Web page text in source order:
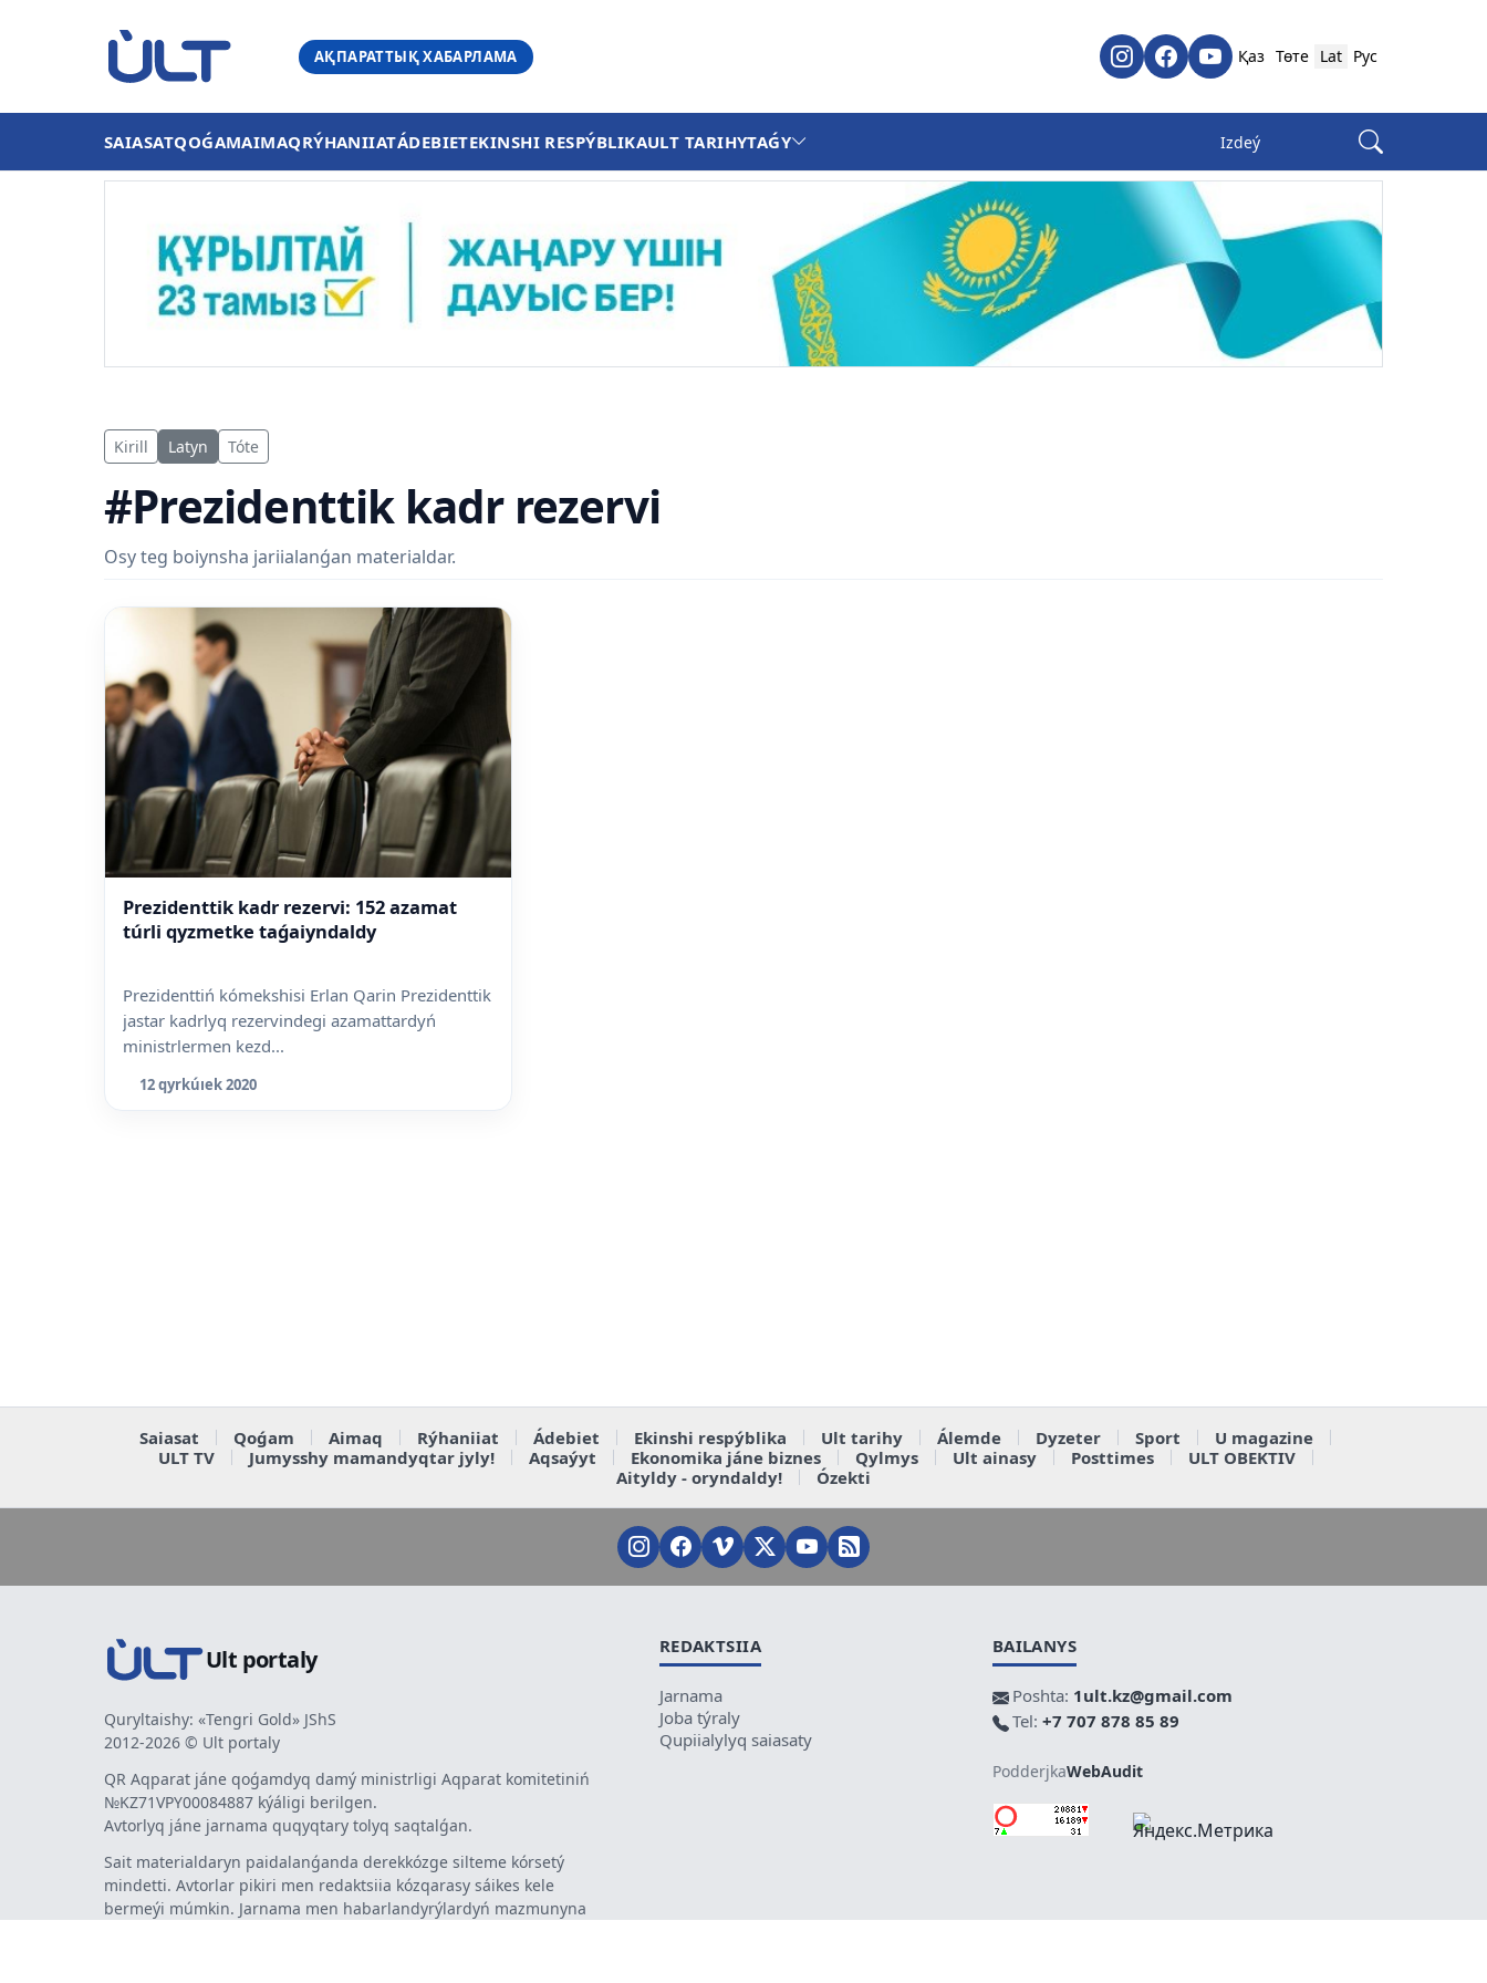
АҚПАРАТТЫҚ ХАБАРЛАМА Қаз Төте Lat Рус
SAIASATQOǴAMAIMAQRÝHANIIATÁDEBIETEKINSHI RESPÝBLIKAULT TARIHYTAǴY
Kirill Latyn Tóte
#Prezidenttik kadr rezervi
Osy teg boiynsha jariialanǵan materialdar.
Prezidenttik kadr rezervi: 152 azamat
túrli qyzmetke taǵaiyndaldy
Prezidenttiń kómekshisi Erlan Qarin Prezidenttik
jastar kadrlyq rezervindegi azamattardyń
ministrlermen kezd...
12 qyrkúıek 2020
Saiasat Qoǵam Aimaq Rýhaniiat Ádebiet Ekinshi respýblika Ult tarihy Álemde Dyzeter Sport
U magazine
ULT TV
Jumysshy mamandyqtar jyly! Aqsaýyt Ekonomika jáne biznes Qylmys Ult ainasy Posttimes
ULT OBEKTIV
Aityldy - oryndaldy!
Ózekti
Ult portaly
Quryltaishy: «Tengri Gold» JShS
2012-2026 © Ult portaly
QR Aqparat jáne qoǵamdyq damý ministrligi Aqparat komitetiniń
№KZ71VPY00084887 kýáligi berilgen.
Avtorlyq jáne jarnama quqyqtary tolyq saqtalǵan.
Sait materialdaryn paidalanǵanda derekkózge silteme kórsetý
mindetti. Avtorlar pikiri men redaktsiia kózqarasy sáikes kele
bermeýi múmkin. Jarnama men habarlandyrýlardyń mazmunyna
REDAKTSIIA
Jarnama
Joba týraly
Qupiialylyq saiasaty
BAILANYS
Poshta: 1ult.kz@gmail.com
Tel: +7 707 878 85 89
PodderjkaWebAudit